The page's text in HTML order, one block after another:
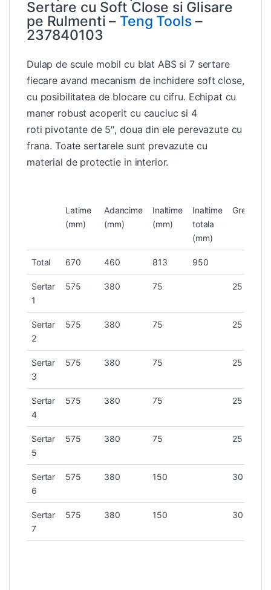
Sertare cu Soft Close si Glisare
pe Rulmenti – Teng Tools–
237840103
Dulap de scule mobil cu blat ABS si 7 sertare
fiecare avand mecanism de inchidere soft close,
cu posibilitatea de blocare cu cifru. Echipat cu
maner robust acoperit cu cauciuc si 4
roti pivotante de 5″, doua din ele perevazute cu
frana. Toate sertarele sunt prevazute cu
material de protectie in interior.
Latime
(mm)
Adancime
(mm)
Inaltime
(mm)
Inaltime
totala
(mm)
Total 670 460 813 950
Sertar
1
575 380 75 25
Sertar
2
575 380 75 25
Sertar
3
575 380 75 25
Sertar
4
575 380 75 25
Sertar
5
575 380 75 25
Sertar
6
575 380 150 30
Sertar
7
575 380 150 30